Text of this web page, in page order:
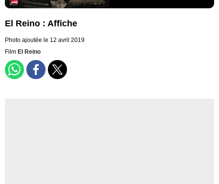
El Reino : Affiche
Photo ajoutée le 12 avril 2019
Film El Reino